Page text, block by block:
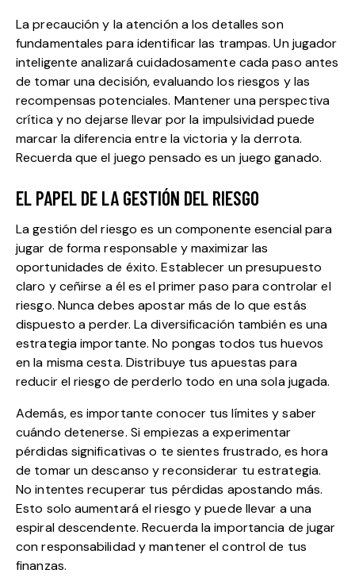
La precaución y la atención a los detalles son
fundamentales para identificar las trampas. Un jugador
inteligente analizará cuidadosamente cada paso antes
de tomar una decisión, evaluando los riesgos y las
recompensas potenciales. Mantener una perspectiva
crítica y no dejarse llevar por la impulsividad puede
marcar la diferencia entre la victoria y la derrota.
Recuerda que el juego pensado es un juego ganado.
EL PAPEL DE LA GESTIÓN DEL RIESGO
La gestión del riesgo es un componente esencial para
jugar de forma responsable y maximizar las
oportunidades de éxito. Establecer un presupuesto
claro y ceñirse a él es el primer paso para controlar el
riesgo. Nunca debes apostar más de lo que estás
dispuesto a perder. La diversificación también es una
estrategia importante. No pongas todos tus huevos
en la misma cesta. Distribuye tus apuestas para
reducir el riesgo de perderlo todo en una sola jugada.
Además, es importante conocer tus límites y saber
cuándo detenerse. Si empiezas a experimentar
pérdidas significativas o te sientes frustrado, es hora
de tomar un descanso y reconsiderar tu estrategia.
No intentes recuperar tus pérdidas apostando más.
Esto solo aumentará el riesgo y puede llevar a una
espiral descendente. Recuerda la importancia de jugar
con responsabilidad y mantener el control de tus
finanzas.